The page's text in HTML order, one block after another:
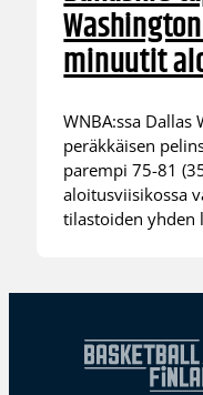
minuutit
WNBA:ssa Dallas
peräkkäisen
parempi 75-81
aloitusviisikossa
tilastoiden yhden